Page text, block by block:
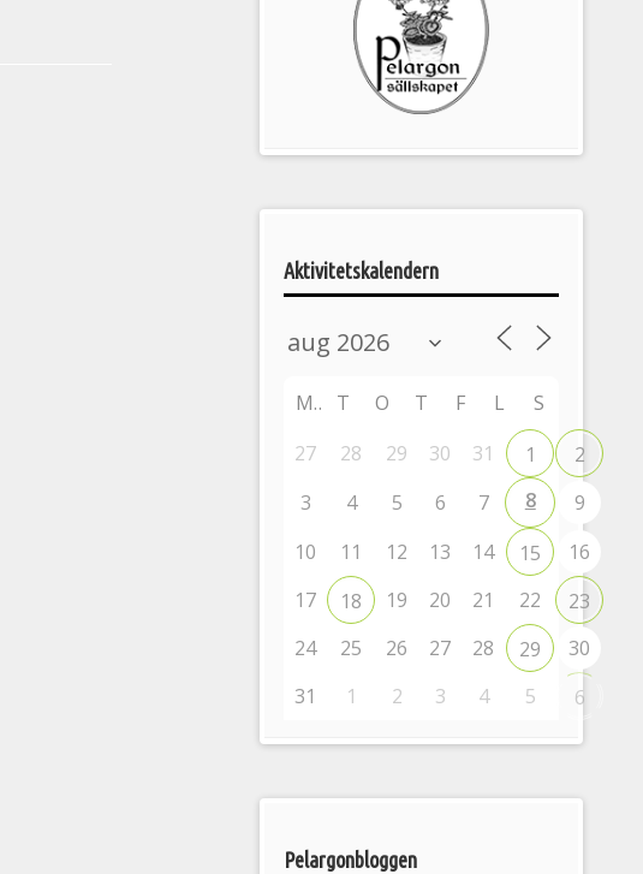
Pelargonsällskapets
aktiviteter
Aktivitetskalendern
M T O T F L
S
27
28 29 30 31 1
2
3
4 5 6 7 8
9
10
11 12 13 14 15
16
17
18 19 20 21 22
23
24
25 26 27 28 29
30
31
1 2 3 4 5 6
Pelargonbloggen